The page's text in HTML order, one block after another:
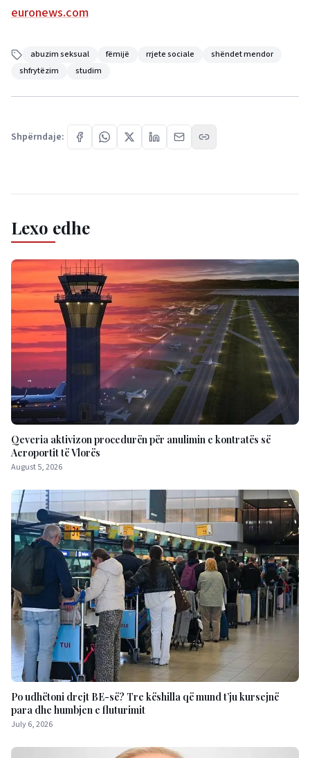
euronews.com
abuzim seksual fëmijë rrjete sociale
shëndet mendor
shfrytëzim
studim
Shpërndaje:
Lexo edhe
Qeveria aktivizon procedurën për anulimin e kontratës së
Aeroportit të Vlorës
August 5, 2026
Po udhëtoni drejt BE-së? Tre këshilla që mund t’ju kursejnë
para dhe humbjen e fluturimit
July 6, 2026